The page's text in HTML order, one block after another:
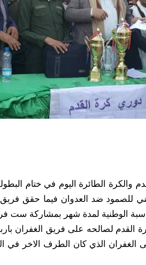
الطائرة اليوم في ختام
للصمود ضد العدوان فيما حقق فريق
الوطنية لمدة شهر بمشاركة ست
القدم لصالحه على فريق الغفران
الذي كان الطرف الاخر في